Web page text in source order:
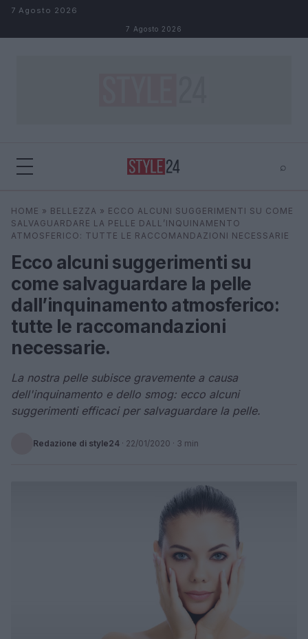
Salta al contenuto
7 Agosto 2026
7 Agosto 2026
⌕
Cerca ⌕ ×
HOME » BELLEZZA » ECCO ALCUNI SUGGERIMENTI SU COME
SALVAGUARDARE LA PELLE DALL’INQUINAMENTO
ATMOSFERICO: TUTTE LE RACCOMANDAZIONI NECESSARIE
Ecco alcuni suggerimenti su
come salvaguardare la pelle
dall’inquinamento atmosferico:
tutte le raccomandazioni
necessarie.
La nostra pelle subisce gravemente a causa
dell'inquinamento e dello smog: ecco alcuni
suggerimenti efficaci per salvaguardare la pelle.
Redazione di style24 · 22/01/2020 · 3 min